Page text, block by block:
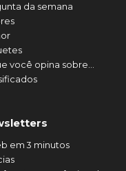
da semana
você opina sobre...
em 3 minutos